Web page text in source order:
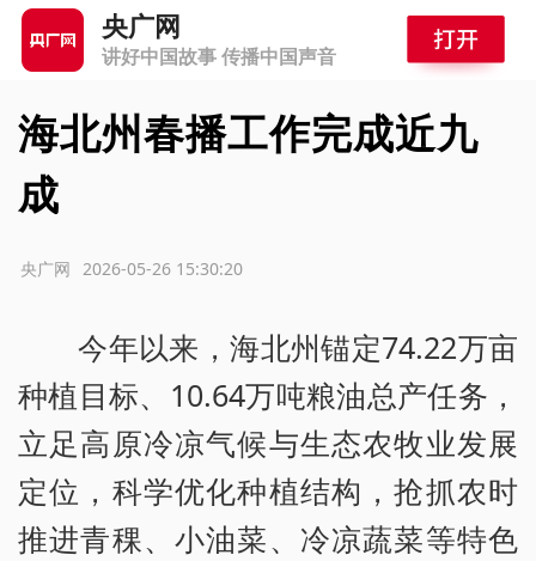
央广网
讲好中国故事 传播中国声音
海北州春播工作完成近九
成
2026-05-26 15:30:20
央广网
今年以来，海北州锚定74.22万亩
种植目标、10.64万吨粮油总产任务，
立足高原冷凉气候与生态农牧业发展
定位，科学优化种植结构，抢抓农时
推进青稞、小油菜、冷凉蔬菜等特色